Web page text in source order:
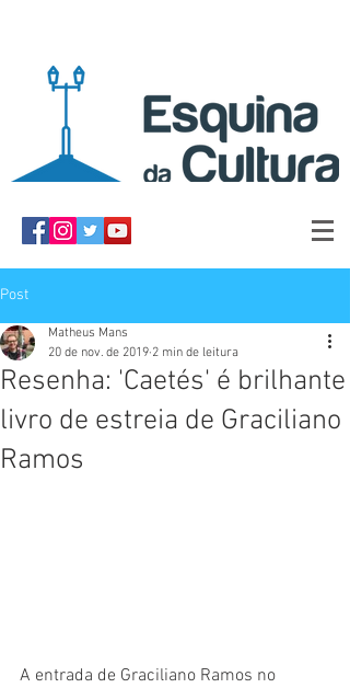
Post
Resenha: 'Caetés' é brilhante
livro de estreia de Graciliano
Ramos
Matheus Mans
20 de nov. de 2019 2 min de leitura
A entrada de Graciliano Ramos no